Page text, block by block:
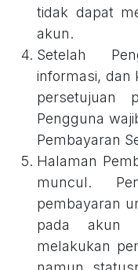
tidak dapat
akun.
Setelah
informasi, dan
persetujuan
Pengguna
Pembayaran
Halaman
muncul.
pembayaran
pada akun
melakukan